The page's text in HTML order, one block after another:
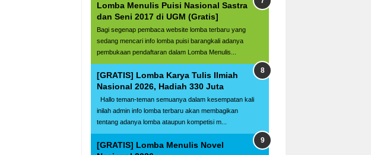
Lomba Menulis Puisi Nasional Sastra
dan Seni 2017 di UGM (Gratis]
Bagi segenap pembaca website lomba terbaru yang
sedang mencari info lomba puisi barangkali adanya
pembukaan pendaftaran dalam Lomba Menulis...
[GRATIS] Lomba Karya Tulis Ilmiah
Nasional 2026, Hadiah 330 Juta
Hallo teman-teman semuanya dalam kesempatan kali
inilah admin info lomba terbaru akan membagikan
tentang adanya lomba ataupun kompetisi m...
[GRATIS] Lomba Menulis Novel